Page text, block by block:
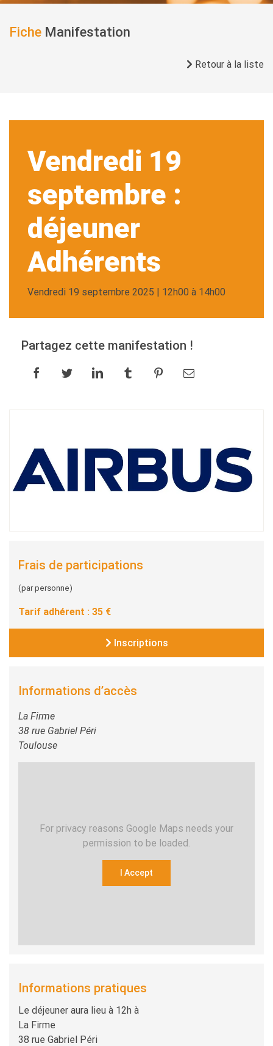
Fiche Manifestation
Retour à la liste
Vendredi 19
septembre :
déjeuner
Adhérents
vendredi 19 septembre 2025 | 12h00 à 14h00
Partagez cette manifestation !
Frais de participations
(par personne)
Tarif adhérent : 35 €
Inscriptions
Informations d’accès
La Firme
38 rue Gabriel Péri
Toulouse
For privacy reasons Google Maps needs your
permission to be loaded.
I Accept
Informations pratiques
Le déjeuner aura lieu à 12h à
La Firme
38 rue Gabriel Péri